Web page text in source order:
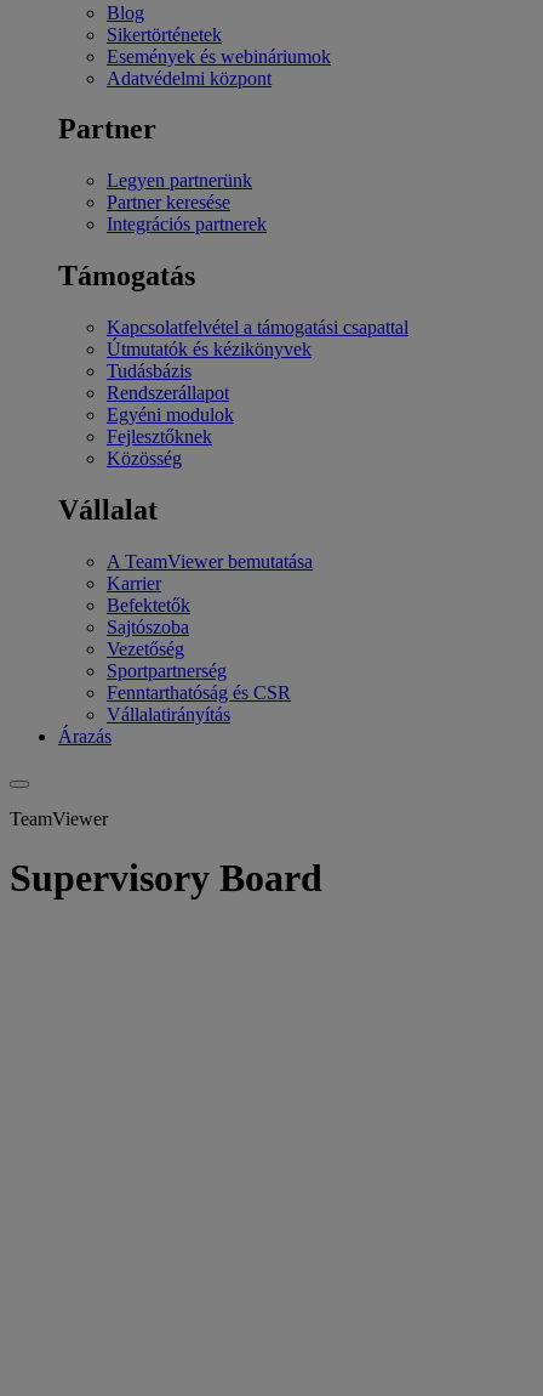
Blog
Sikertörténetek
Események és webináriumok
Adatvédelmi központ
Partner
Legyen partnerünk
Partner keresése
Integrációs partnerek
Támogatás
Kapcsolatfelvétel a támogatási csapattal
Útmutatók és kézikönyvek
Tudásbázis
Rendszerállapot
Egyéni modulok
Fejlesztőknek
Közösség
Vállalat
A TeamViewer bemutatása
Karrier
Befektetők
Sajtószoba
Vezetőség
Sportpartnerség
Fenntarthatóság és CSR
Vállalatirányítás
Árazás
TeamViewer
Supervisory Board